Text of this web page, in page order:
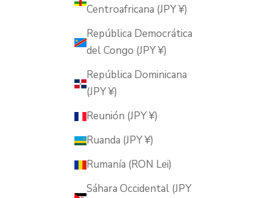
Centroafricana (JPY ¥)
República Democrática
del Congo (JPY ¥)
República Dominicana
(JPY ¥)
Reunión (JPY ¥)
Ruanda (JPY ¥)
Rumanía (RON Lei)
Sáhara Occidental (JPY